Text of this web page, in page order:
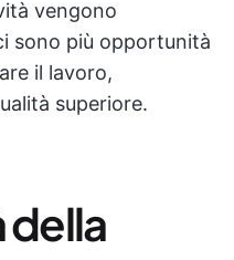
vengono
sono più opportunità
il lavoro,
superiore.
della